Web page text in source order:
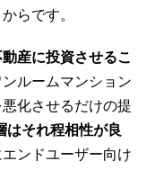
らです。
産に投資させるこ
ルームマンション
化させるだけの提
はそれ程相性が良
ンドユーザー向け